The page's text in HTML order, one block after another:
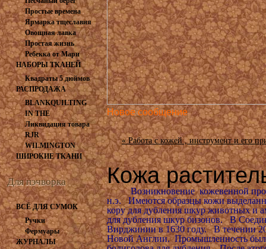
Простые времена
Ярмарка тщеславия
Овощная лавка
Простая жизнь
Ребекка от Мари
Коваль
НАБОРЫ ТКАНЕЙ
Квадраты 5 дюймов
РАСПРОДАЖА
BLANKQUILTING
IN THE
BEGINNING
Ликвидация товара
RJR
WILMINGTON
ШИРОКИЕ ТКАНИ
Для пэчворка
ВСЁ ДЛЯ СУМОК
Ручки
Фермуары
ЖУРНАЛЫ
Новое сообщение
« Работа с кожей , инструмент и его
Кожа
Возникновение кожевенной
н.э. Имеются образцы кожи
кору для дубления шкур животных и
для дубления шкур бизонов. В
Вирджинии в 1630 году. В течении 20
Новой Англии. Промышленность была